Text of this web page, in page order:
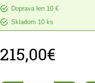
Doprava len 10 €
Skladom 10 ks
215,00€